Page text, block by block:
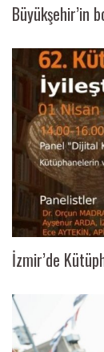
Büyükşehir’in
İzmir’de